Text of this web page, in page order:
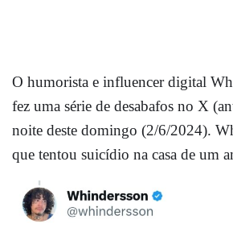
O humorista e influencer digital
fez uma série de desabafos no X
noite deste domingo (2/6/2024).
que tentou suicídio na casa de um